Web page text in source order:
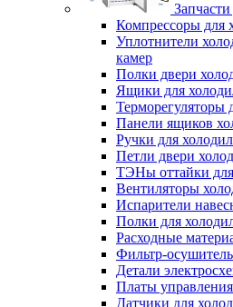
Компрессоры для
Уплотнители
камер
Полки двери
Ящики для
Терморегуляторы
Панели ящиков
Ручки для
Петли двери
ТЭНы оттайки
Вентиляторы
Испарители
Полки для
Расходные
Фильтр-
Детали
Платы
Датчики для